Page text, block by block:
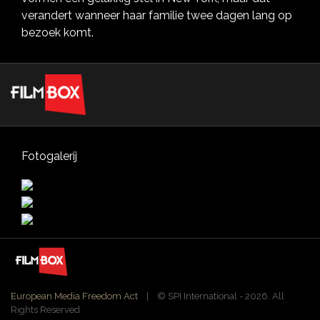
verandert wanneer haar familie twee dagen lang op
bezoek komt.
Fotogalerij
European Media Freedom Act | ©️ SPI International - 2026. All
Rights Reserved